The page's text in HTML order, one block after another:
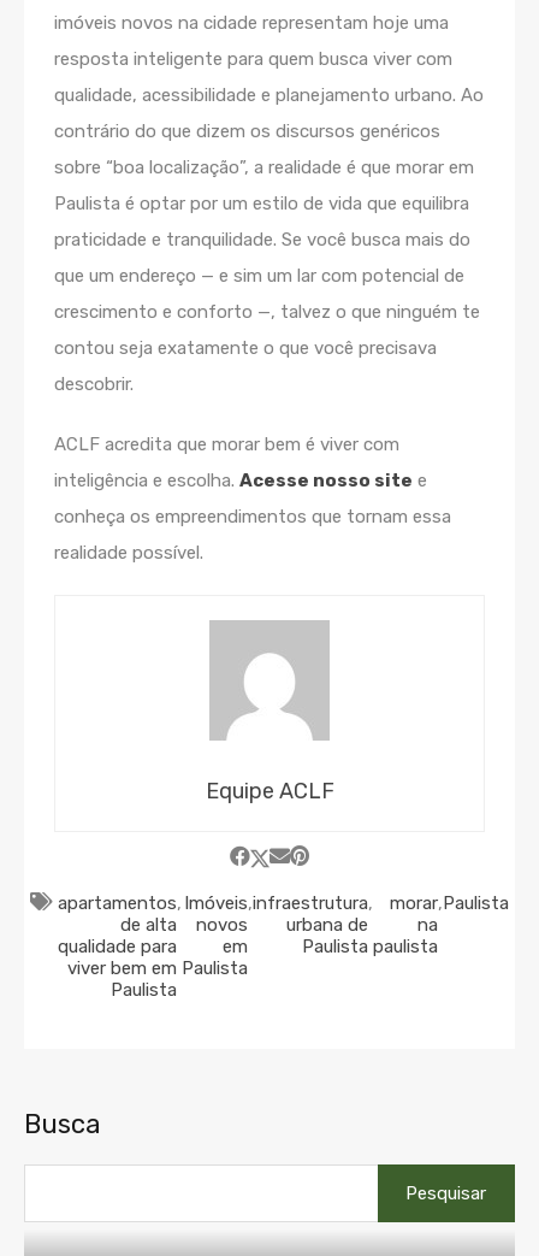
imóveis novos na cidade representam hoje uma
resposta inteligente para quem busca viver com
qualidade, acessibilidade e planejamento urbano. Ao
contrário do que dizem os discursos genéricos
sobre “boa localização”, a realidade é que morar em
Paulista é optar por um estilo de vida que equilibra
praticidade e tranquilidade. Se você busca mais do
que um endereço — e sim um lar com potencial de
crescimento e conforto —, talvez o que ninguém te
contou seja exatamente o que você precisava
descobrir.
ACLF acredita que morar bem é viver com
inteligência e escolha. Acesse nosso site e
conheça os empreendimentos que tornam essa
realidade possível.
Equipe ACLF
apartamentos
de alta
qualidade para
viver bem em
Paulista
, Imóveis
novos
em
Paulista
,infraestrutura
urbana de
Paulista
,
morar
na
paulista
,Paulista
Busca
por: